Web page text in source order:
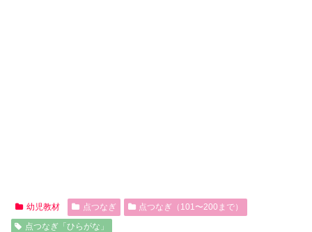
幼児教材 点つなぎ
点つなぎ（101〜200まで）
点つなぎ「ひらがな」